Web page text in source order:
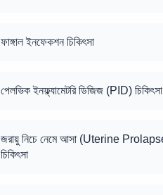
ফাঙ্গাল ইনফেকশন চিকিৎসা
পেলভিক ইনফ্ল্যামেটরি ডিজিজ (PID) চিকিৎসা
জরায়ু নিচে নেমে আসা (Uterine
চিকিৎসা